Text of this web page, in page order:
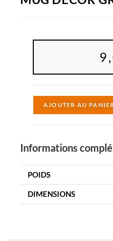
AJOUTER AU PANIER
Informations
POIDS
DIMENSIONS